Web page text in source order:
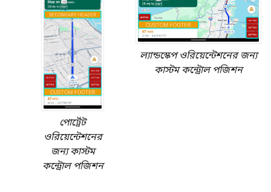
পোর্ট্রেট
ওরিয়েন্টেশনের
জন্য কাস্টম
কন্ট্রোল পজিশন
ল্যান্ডস্কেপ ওরিয়েন্টেশনের জন্য
কাস্টম কন্ট্রোল পজিশন